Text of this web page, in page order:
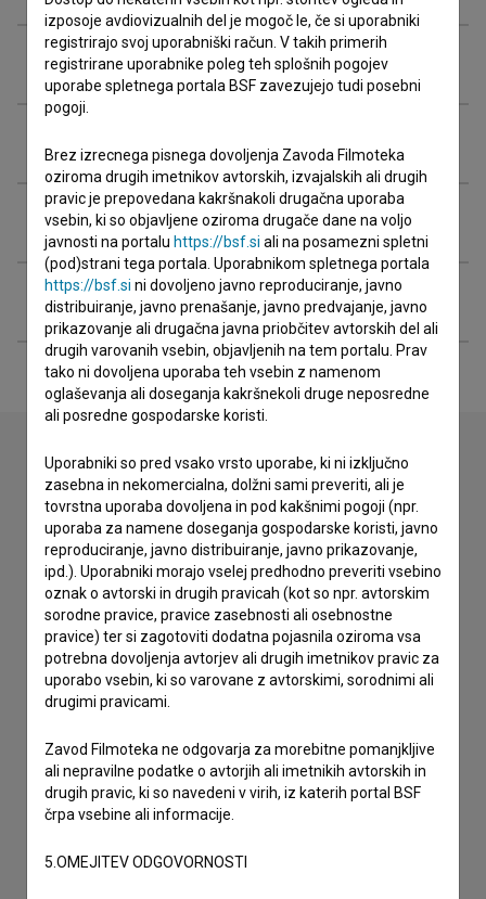
Organizacije
Nagrade in nominacije
Projekcije
Razširjeni podatki
Stik z uredništvom
Spoštovani, s pomočjo spodnjega obrazca lahko stopite v
stik z uredništvom Baze slovenskih filmov. Veseli bomo vaših
odzivov.
imam vprašanje
prijavljam napako
želim dodati podatke
izposoje avdiovizualnih del je mogoč le, če si uporabniki
registrirajo svoj uporabniški račun. V takih primerih
registrirane uporabnike poleg teh splošnih pogojev
uporabe spletnega portala BSF zavezujejo tudi posebni
pogoji.
Brez izrecnega pisnega dovoljenja Zavoda Filmoteka
oziroma drugih imetnikov avtorskih, izvajalskih ali drugih
pravic je prepovedana kakršnakoli drugačna uporaba
vsebin, ki so objavljene oziroma drugače dane na voljo
javnosti na portalu https://bsf.si ali na posamezni spletni
(pod)strani tega portala. Uporabnikom spletnega portala
https://bsf.si ni dovoljeno javno reproduciranje, javno
distribuiranje, javno prenašanje, javno predvajanje, javno
prikazovanje ali drugačna javna priobčitev avtorskih del ali
drugih varovanih vsebin, objavljenih na tem portalu. Prav
tako ni dovoljena uporaba teh vsebin z namenom
oglaševanja ali doseganja kakršnekoli druge neposredne
ali posredne gospodarske koristi.
Uporabniki so pred vsako vrsto uporabe, ki ni izključno
zasebna in nekomercialna, dolžni sami preveriti, ali je
tovrstna uporaba dovoljena in pod kakšnimi pogoji (npr.
uporaba za namene doseganja gospodarske koristi, javno
reproduciranje, javno distribuiranje, javno prikazovanje,
ipd.). Uporabniki morajo vselej predhodno preveriti vsebino
oznak o avtorski in drugih pravicah (kot so npr. avtorskim
sorodne pravice, pravice zasebnosti ali osebnostne
pravice) ter si zagotoviti dodatna pojasnila oziroma vsa
potrebna dovoljenja avtorjev ali drugih imetnikov pravic za
uporabo vsebin, ki so varovane z avtorskimi, sorodnimi ali
drugimi pravicami.
Zavod Filmoteka ne odgovarja za morebitne pomanjkljive
ali nepravilne podatke o avtorjih ali imetnikih avtorskih in
drugih pravic, ki so navedeni v virih, iz katerih portal BSF
črpa vsebine ali informacije.
5.OMEJITEV ODGOVORNOSTI